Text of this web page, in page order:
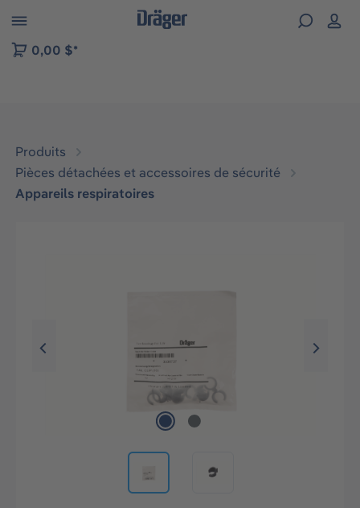
to B2B platform navigation
0,00 $*
Produits
Pièces détachées et accessoires de sécurité
Appareils respiratoires